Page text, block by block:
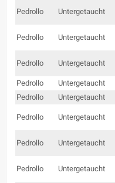
Pedrollo Untergetaucht
Pedrollo Untergetaucht
Pedrollo Untergetaucht
Pedrollo Untergetaucht
Pedrollo
Untergetaucht
Pedrollo Untergetaucht
Pedrollo Untergetaucht
Pedrollo Untergetaucht